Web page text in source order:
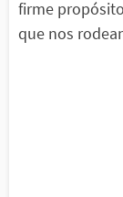
firme
que nos